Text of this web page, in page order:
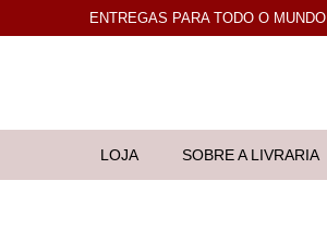
ENTREGAS PARA TODO O MUNDO
LOJA SOBRE A LIVRARIA